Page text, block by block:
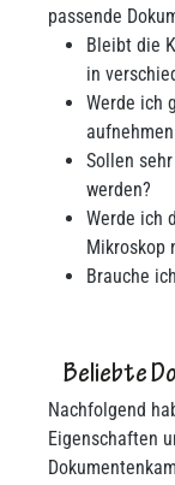
passende
Bleibt die
in
Werde ich
Sollen
werden?
Werde ich
Mikroskop
Brauche
Beliebte
Nachfolgend
Eigenschaften